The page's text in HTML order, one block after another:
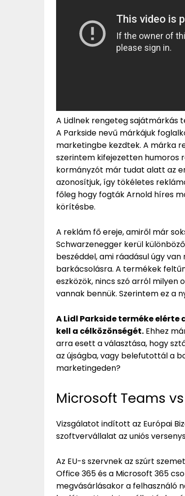
A Lidlnek rengeteg sajátmárkás
A Parkside nevű márkájuk
marketingbe kezdtek. A márka
szerintem kifejezetten humoros
kormányzót már tudat alatt az
azonosítjuk, így tökéletes
főleg hogy fogták Arnold híres
körítésbe.
A reklám fő ereje, amiről már
Schwarzenegger kerül
beszéddel, ami ráadásul úgy
barkácsolásra. A termékek
eszközök, nincs szó arról milyen
vannak bennük. Szerintem ez a
A Lidl Parkside terméke
kell a célközönségét. Ehhez
arra esett a választása, hogy
az újságba, vagy belefutottál a
marketingeden?
Microsoft Teams vs
Vizsgálatot indított az Európai
szoftvervállalat az uniós
Az EU-s szervnek az szúrt
Office 365 és a Microsoft 365
megvásárlásakor a felhasználó